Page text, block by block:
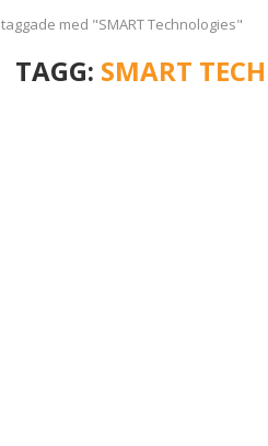
med "SMART Technologies"
TAGG: SMART